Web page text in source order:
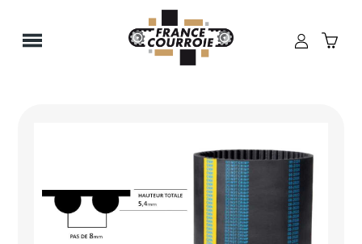
Panneau de gestion des cookies